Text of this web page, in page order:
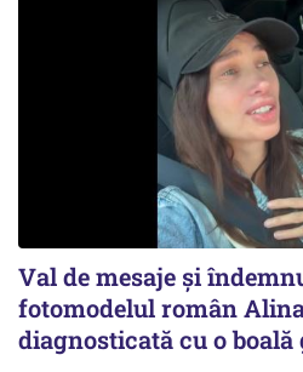
Val de mesaje și
fotomodelul român
diagnosticată cu o boală